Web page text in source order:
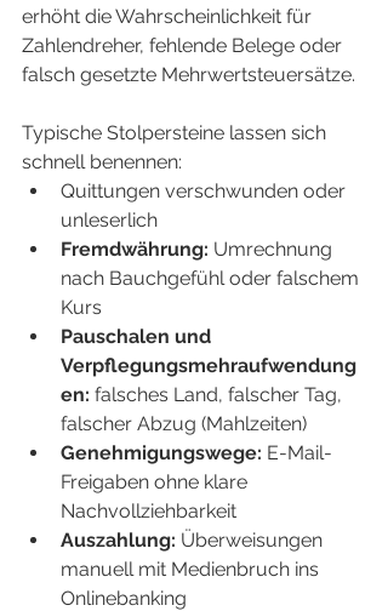
erhöht die Wahrscheinlichkeit für
Zahlendreher, fehlende Belege oder
falsch gesetzte Mehrwertsteuersätze.
Typische Stolpersteine lassen sich
schnell benennen:
Quittungen verschwunden oder
unleserlich
Fremdwährung: Umrechnung
nach Bauchgefühl oder falschem
Kurs
Pauschalen und
Verpflegungsmehraufwendung
en: falsches Land, falscher Tag,
falscher Abzug (Mahlzeiten)
Genehmigungswege: E-Mail-
Freigaben ohne klare
Nachvollziehbarkeit
Auszahlung: Überweisungen
manuell mit Medienbruch ins
Onlinebanking